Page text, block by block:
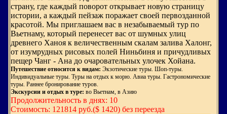
страну, где каждый поворот открывает новую страницу
истории, а каждый пейзаж поражает своей первозданной
красотой. Мы приглашаем вас в незабываемый тур по
Вьетнаму, который перенесет вас от шумных улиц
древнего Ханоя к величественным скалам залива Халонг,
от изумрудных рисовых полей Ниньбиня и причудливых
пещер Чанг - Ана до очаровательных улочек Хойана.
Путешествие относится к видам: Экзотические туры. Шоп-туры.
Индивидуальные туры. Туры на отдых к морю. Авиа туры. Гастрономические
туры. Раннее бронирование туров.
Экскурсии и отдых в туре: во Вьетнам, в Азию
Продолжительность в днях: 10
Стоимость: 121814 руб.($ 1420) без переезда